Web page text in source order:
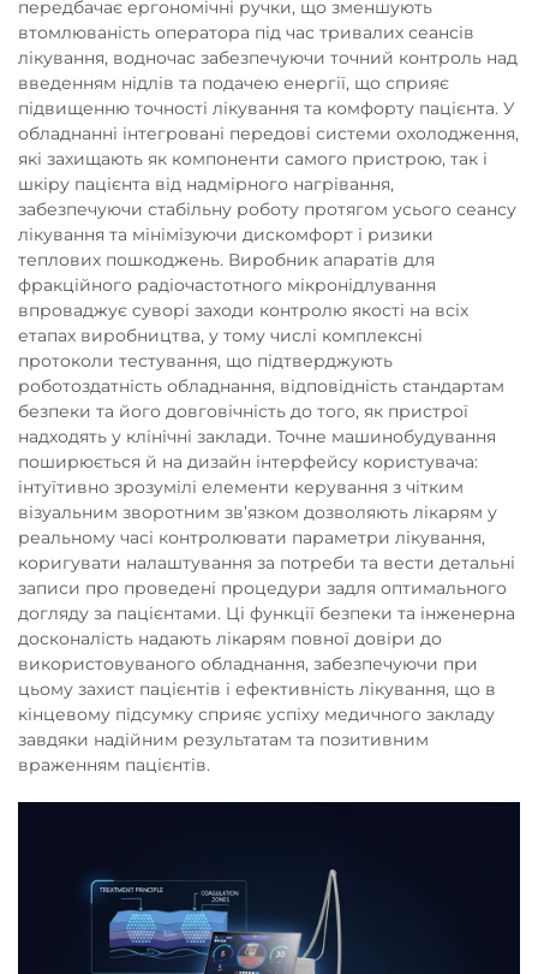
передбачає ергономічні ручки, що зменшують
втомлюваність оператора під час тривалих сеансів
лікування, водночас забезпечуючи точний контроль над
введенням нідлів та подачею енергії, що сприяє
підвищенню точності лікування та комфорту пацієнта. У
обладнанні інтегровані передові системи охолодження,
які захищають як компоненти самого пристрою, так і
шкіру пацієнта від надмірного нагрівання,
забезпечуючи стабільну роботу протягом усього сеансу
лікування та мінімізуючи дискомфорт і ризики
теплових пошкоджень. Виробник апаратів для
фракційного радіочастотного мікронідлування
впроваджує суворі заходи контролю якості на всіх
етапах виробництва, у тому числі комплексні
протоколи тестування, що підтверджують
роботоздатність обладнання, відповідність стандартам
безпеки та його довговічність до того, як пристрої
надходять у клінічні заклади. Точне машинобудування
поширюється й на дизайн інтерфейсу користувача:
інтуїтивно зрозумілі елементи керування з чітким
візуальним зворотним зв’язком дозволяють лікарям у
реальному часі контролювати параметри лікування,
коригувати налаштування за потреби та вести детальні
записи про проведені процедури задля оптимального
догляду за пацієнтами. Ці функції безпеки та інженерна
досконалість надають лікарям повної довіри до
використовуваного обладнання, забезпечуючи при
цьому захист пацієнтів і ефективність лікування, що в
кінцевому підсумку сприяє успіху медичного закладу
завдяки надійним результатам та позитивним
враженням пацієнтів.